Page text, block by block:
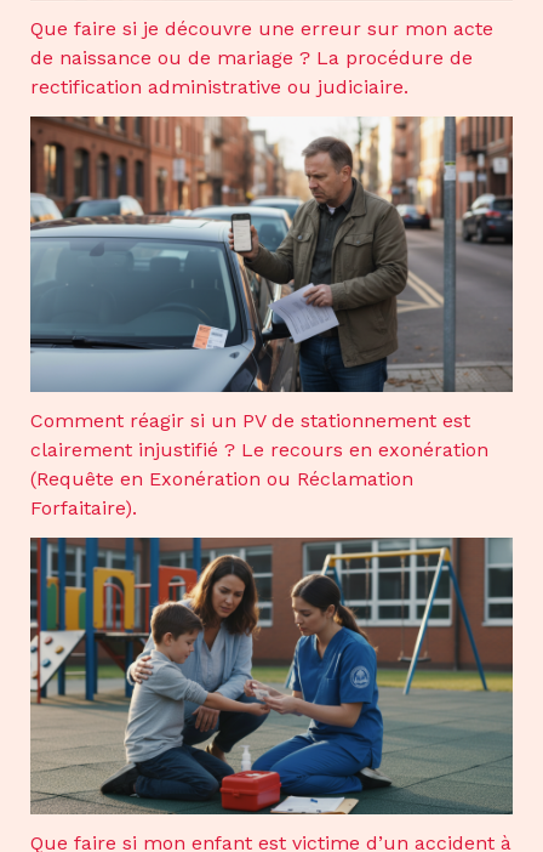
Que faire si je découvre une erreur sur mon acte
de naissance ou de mariage ? La procédure de
rectification administrative ou judiciaire.
Comment réagir si un PV de stationnement est
clairement injustifié ? Le recours en exonération
(Requête en Exonération ou Réclamation
Forfaitaire).
Que faire si mon enfant est victime d’un accident à